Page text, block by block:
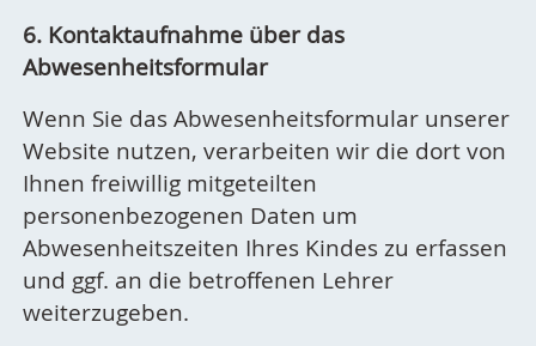
6. Kontaktaufnahme über das
Abwesenheitsformular
Wenn Sie das Abwesenheitsformular unserer
Website nutzen, verarbeiten wir die dort von
Ihnen freiwillig mitgeteilten
personenbezogenen Daten um
Abwesenheitszeiten Ihres Kindes zu erfassen
und ggf. an die betroffenen Lehrer
weiterzugeben.